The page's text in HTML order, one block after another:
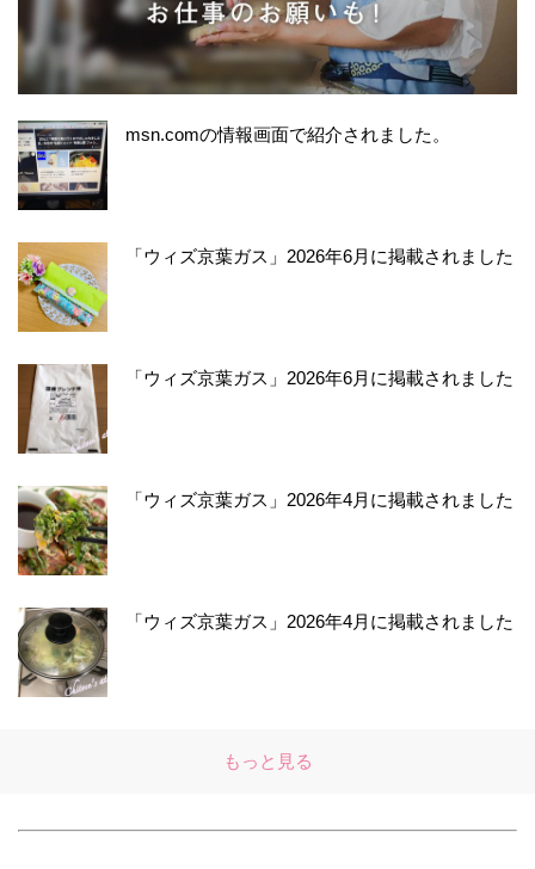
msn.comの情報画面で紹介されました。
「ウィズ京葉ガス」2026年6月に掲載されました
「ウィズ京葉ガス」2026年6月に掲載されました
「ウィズ京葉ガス」2026年4月に掲載されました
「ウィズ京葉ガス」2026年4月に掲載されました
もっと見る